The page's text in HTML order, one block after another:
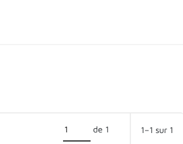
de 1 1–1 sur 1